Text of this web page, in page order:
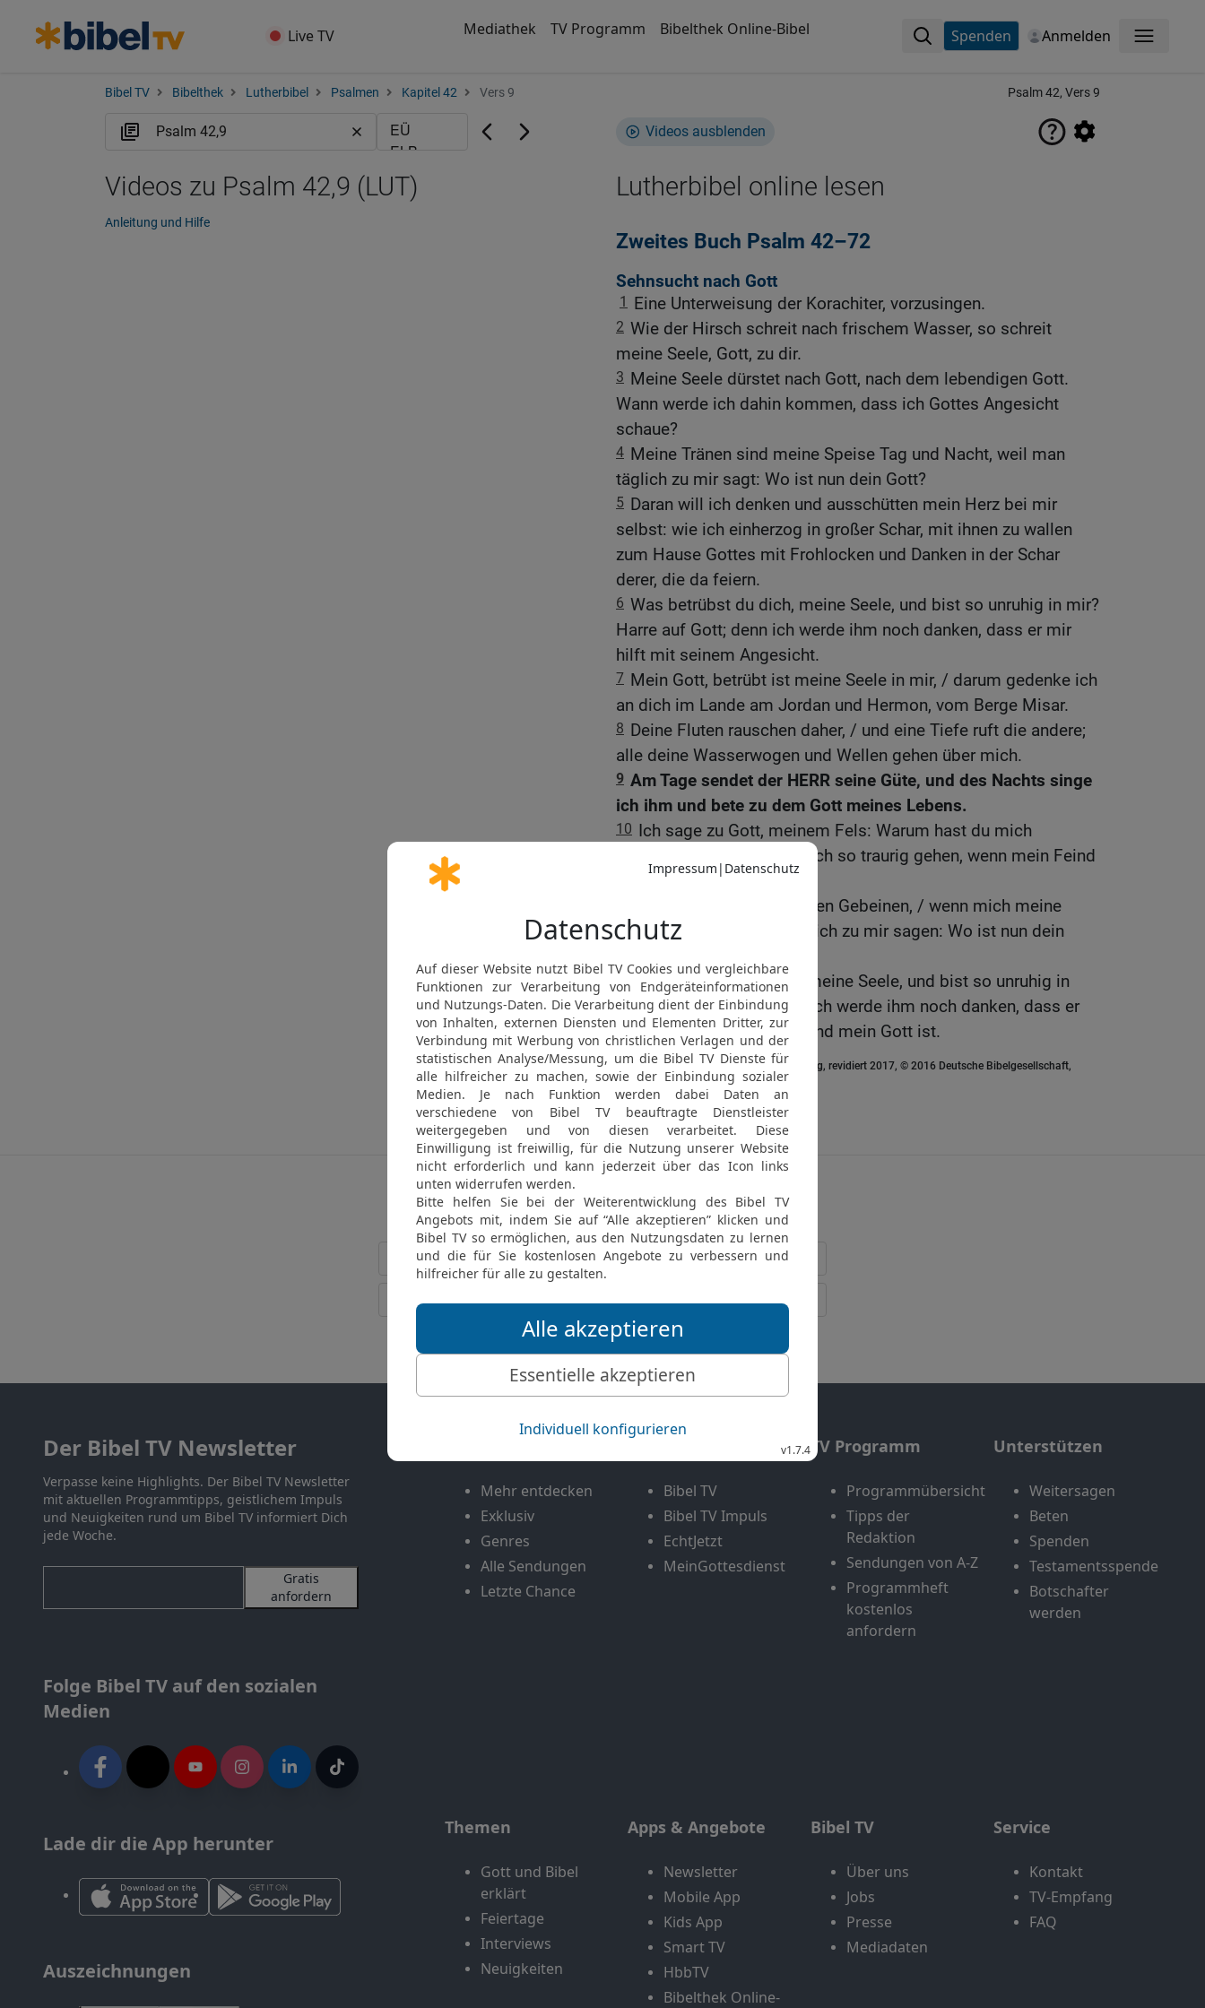
Live TV Mediathek TV Programm Bibelthek Online-Bibel Spenden Anmelden Menü
Bibel TV Bibelthek Lutherbibel Psalmen Kapitel 42 Vers 9 Psalm 42, Vers 9
Videos ausblenden
Lutherbibel online lesen
Zweites Buch Psalm 42–72
Sehnsucht nach Gott
1 Eine Unterweisung der Korachiter, vorzusingen.
2 Wie der Hirsch schreit nach frischem Wasser, so schreit
meine Seele, Gott, zu dir.
3 Meine Seele dürstet nach Gott, nach dem lebendigen Gott.
Wann werde ich dahin kommen, dass ich Gottes Angesicht
schaue?
4 Meine Tränen sind meine Speise Tag und Nacht, weil man
täglich zu mir sagt: Wo ist nun dein Gott?
5 Daran will ich denken und ausschütten mein Herz bei mir
selbst: wie ich einherzog in großer Schar, mit ihnen zu wallen
zum Hause Gottes mit Frohlocken und Danken in der Schar
derer, die da feiern.
6 Was betrübst du dich, meine Seele, und bist so unruhig in mir?
Harre auf Gott; denn ich werde ihm noch danken, dass er mir
hilft mit seinem Angesicht.
7 Mein Gott, betrübt ist meine Seele in mir, / darum gedenke ich
an dich im Lande am Jordan und Hermon, vom Berge Misar.
8 Deine Fluten rauschen daher, / und eine Tiefe ruft die andere;
alle deine Wasserwogen und Wellen gehen über mich.
9 Am Tage sendet der HERR seine Güte, und des Nachts singe
ich ihm und bete zu dem Gott meines Lebens.
10 Ich sage zu Gott, meinem Fels: Warum hast du mich
vergessen? Warum muss ich so traurig gehen, wenn mein Feind
mich drängt?
Es ist wie Mord in meinen Gebeinen, / wenn mich meine
Feinde schmähen und täglich zu mir sagen: Wo ist nun dein
Was betrübst du dich, meine Seele, und bist so unruhig in
mir? Harre auf Gott; denn ich werde ihm noch danken, dass er
meines Angesichts Hilfe und mein Gott ist.
Die Bibel nach Martin Luthers Übersetzung, revidiert 2017, © 2016 Deutsche Bibelgesellschaft,
Stuttgart
Videos zu Psalm 42,9 (LUT)
Anleitung und Hilfe
Möchtest du uns Feedback geben?
Bewertung der Bibelthek
FEEDBACK SENDEN
Der Bibel TV Newsletter
Verpasse keine Highlights. Der Bibel TV Newsletter
mit aktuellen Programmtipps, geistlichem Impuls
und Neuigkeiten rund um Bibel TV informiert Dich
jede Woche.
Gratis
anfordern
Folge Bibel TV auf den sozialen
Medien
Lade dir die App herunter
Auszeichnungen
Mehr entdecken
Exklusiv
Genres
Alle Sendungen
Letzte Chance
Bibel TV
Bibel TV Impuls
EchtJetzt
MeinGottesdienst
TV Programm
Programmübersicht
Tipps der
Redaktion
Sendungen von A-Z
Programmheft
kostenlos
anfordern
Unterstützen
Weitersagen
Beten
Spenden
Testamentsspende
Botschafter
werden
Themen
Gott und Bibel
erklärt
Feiertage
Interviews
Neuigkeiten
Apps & Angebote
Newsletter
Mobile App
Kids App
Smart TV
HbbTV
Bibelthek Online-
Bibel TV
Über uns
Jobs
Presse
Mediadaten
Service
Kontakt
TV-Empfang
FAQ